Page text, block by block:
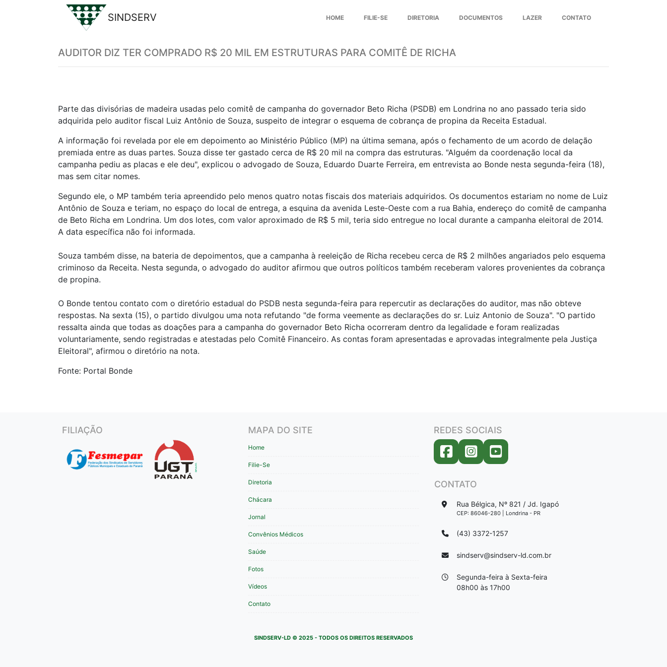
SINDSERV HOME FILIE-SE DIRETORIA DOCUMENTOS LAZER CONTATO
AUDITOR DIZ TER COMPRADO R$ 20 MIL EM ESTRUTURAS PARA COMITÊ DE RICHA
Parte das divisórias de madeira usadas pelo comitê de campanha do governador Beto Richa (PSDB) em Londrina no ano passado teria sido
adquirida pelo auditor fiscal Luiz Antônio de Souza, suspeito de integrar o esquema de cobrança de propina da Receita Estadual.
A informação foi revelada por ele em depoimento ao Ministério Público (MP) na última semana, após o fechamento de um acordo de delação
premiada entre as duas partes. Souza disse ter gastado cerca de R$ 20 mil na compra das estruturas. "Alguém da coordenação local da
campanha pediu as placas e ele deu", explicou o advogado de Souza, Eduardo Duarte Ferreira, em entrevista ao Bonde nesta segunda-feira (18),
mas sem citar nomes.
Segundo ele, o MP também teria apreendido pelo menos quatro notas fiscais dos materiais adquiridos. Os documentos estariam no nome de Luiz
Antônio de Souza e teriam, no espaço do local de entrega, a esquina da avenida Leste-Oeste com a rua Bahia, endereço do comitê de campanha
de Beto Richa em Londrina. Um dos lotes, com valor aproximado de R$ 5 mil, teria sido entregue no local durante a campanha eleitoral de 2014.
A data específica não foi informada.
Souza também disse, na bateria de depoimentos, que a campanha à reeleição de Richa recebeu cerca de R$ 2 milhões angariados pelo esquema
criminoso da Receita. Nesta segunda, o advogado do auditor afirmou que outros políticos também receberam valores provenientes da cobrança
de propina.
O Bonde tentou contato com o diretório estadual do PSDB nesta segunda-feira para repercutir as declarações do auditor, mas não obteve
respostas. Na sexta (15), o partido divulgou uma nota refutando "de forma veemente as declarações do sr. Luiz Antonio de Souza". "O partido
ressalta ainda que todas as doações para a campanha do governador Beto Richa ocorreram dentro da legalidade e foram realizadas
voluntariamente, sendo registradas e atestadas pelo Comitê Financeiro. As contas foram apresentadas e aprovadas integralmente pela Justiça
Eleitoral", afirmou o diretório na nota.
Fonte: Portal Bonde
FILIAÇÃO MAPA DO SITE
Home
Filie-Se
Diretoria
Chácara
Jornal
Convênios Médicos
Saúde
Fotos
Vídeos
Contato
REDES SOCIAIS
CONTATO
Rua Bélgica, Nº 821 / Jd. Igapó
CEP: 86046-280 | Londrina - PR
(43) 3372-1257
sindserv@sindserv-ld.com.br
Segunda-feira à Sexta-feira
08h00 às 17h00
SINDSERV-LD © 2025 - TODOS OS DIREITOS RESERVADOS